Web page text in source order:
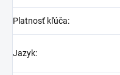
Platnosť kľúča:
Jazyk: